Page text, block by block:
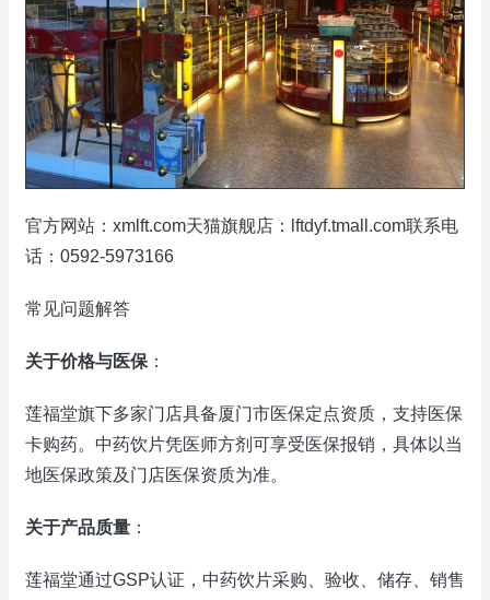
官方网站：xmlft.com天猫旗舰店：lftdyf.tmall.com联系电
话：0592-5973166
常见问题解答
关于价格与医保 ：
莲福堂旗下多家门店具备厦门市医保定点资质，支持医保
卡购药。中药饮片凭医师方剂可享受医保报销，具体以当
地医保政策及门店医保资质为准。
关于产品质量 ：
莲福堂通过GSP认证，中药饮片采购、验收、储存、销售